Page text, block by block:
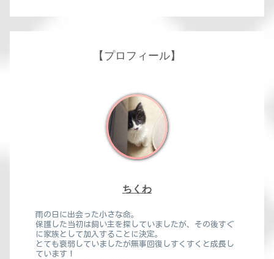
【プロフィール】
ちくわ
雨の日に出会った小さな命。
保護した当初は飼い主を探していましたが、その後すぐ
に家族として加入することに決定。
とても衰弱していましたが無事回復しすくすくと成長し
ています！